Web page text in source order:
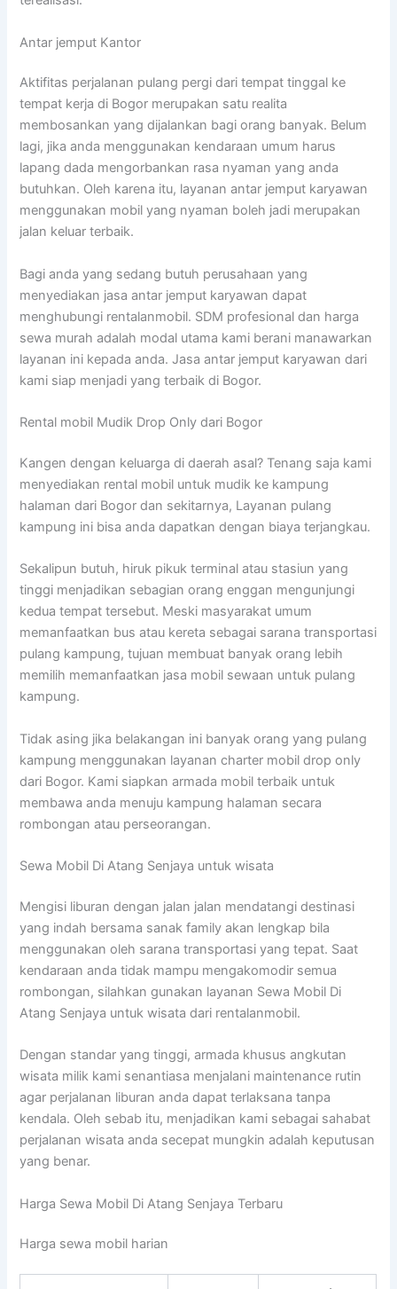
Antar jemput Kantor
Aktifitas perjalanan pulang pergi dari tempat tinggal ke
tempat kerja di Bogor merupakan satu realita
membosankan yang dijalankan bagi orang banyak. Belum
lagi, jika anda menggunakan kendaraan umum harus
lapang dada mengorbankan rasa nyaman yang anda
butuhkan. Oleh karena itu, layanan antar jemput karyawan
menggunakan mobil yang nyaman boleh jadi merupakan
jalan keluar terbaik.
Bagi anda yang sedang butuh perusahaan yang
menyediakan jasa antar jemput karyawan dapat
menghubungi rentalanmobil. SDM profesional dan harga
sewa murah adalah modal utama kami berani manawarkan
layanan ini kepada anda. Jasa antar jemput karyawan dari
kami siap menjadi yang terbaik di Bogor.
Rental mobil Mudik Drop Only dari Bogor
Kangen dengan keluarga di daerah asal? Tenang saja kami
menyediakan rental mobil untuk mudik ke kampung
halaman dari Bogor dan sekitarnya, Layanan pulang
kampung ini bisa anda dapatkan dengan biaya terjangkau.
Sekalipun butuh, hiruk pikuk terminal atau stasiun yang
tinggi menjadikan sebagian orang enggan mengunjungi
kedua tempat tersebut. Meski masyarakat umum
memanfaatkan bus atau kereta sebagai sarana transportasi
pulang kampung, tujuan membuat banyak orang lebih
memilih memanfaatkan jasa mobil sewaan untuk pulang
kampung.
Tidak asing jika belakangan ini banyak orang yang pulang
kampung menggunakan layanan charter mobil drop only
dari Bogor. Kami siapkan armada mobil terbaik untuk
membawa anda menuju kampung halaman secara
rombongan atau perseorangan.
Sewa Mobil Di Atang Senjaya untuk wisata
Mengisi liburan dengan jalan jalan mendatangi destinasi
yang indah bersama sanak family akan lengkap bila
menggunakan oleh sarana transportasi yang tepat. Saat
kendaraan anda tidak mampu mengakomodir semua
rombongan, silahkan gunakan layanan Sewa Mobil Di
Atang Senjaya untuk wisata dari rentalanmobil.
Dengan standar yang tinggi, armada khusus angkutan
wisata milik kami senantiasa menjalani maintenance rutin
agar perjalanan liburan anda dapat terlaksana tanpa
kendala. Oleh sebab itu, menjadikan kami sebagai sahabat
perjalanan wisata anda secepat mungkin adalah keputusan
yang benar.
Harga Sewa Mobil Di Atang Senjaya Terbaru
Harga sewa mobil harian